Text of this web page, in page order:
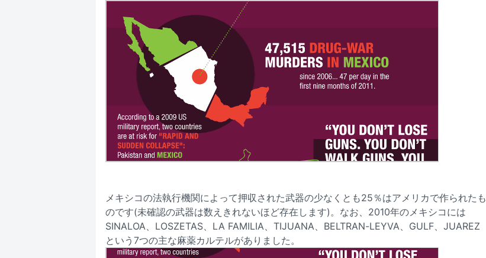
メキシコの法執行機関によって押収された武器の少なくとも25％はアメリカで作られたも
のです(未確認の武器は数えきれないほど存在します)。なお、2010年のメキシコには
SINALOA、LOSZETAS、LA FAMILIA、TIJUANA、BELTRAN-LEYVA、GULF、JUAREZ
という7つの主な麻薬カルテルがありました。